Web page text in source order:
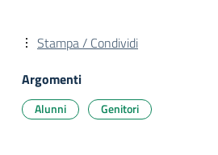
Stampa / Condividi
Argomenti
Alunni Genitori